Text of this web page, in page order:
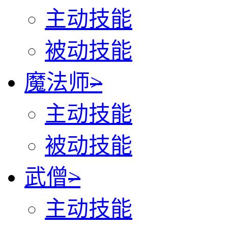
主动技能
被动技能
魔法师>
主动技能
被动技能
武僧>
主动技能